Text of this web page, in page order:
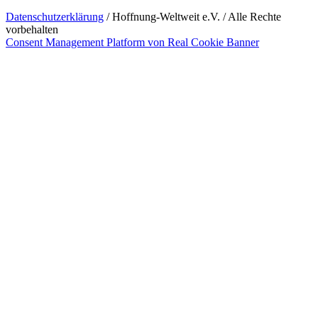
Datenschutzerklärung / Hoffnung-Weltweit e.V. / Alle Rechte
vorbehalten
Consent Management Platform von Real Cookie Banner